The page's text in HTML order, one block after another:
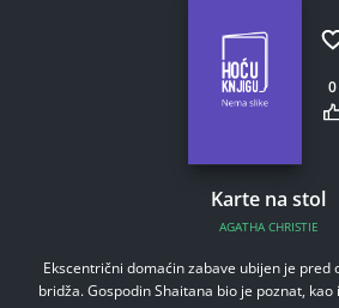
0
Karte na stol
AGATHA CHRISTIE
Ekscentrični domaćin zabave ubijen je pred
bridža. Gospodin Shaitana bio je poznat, kao